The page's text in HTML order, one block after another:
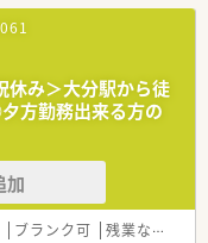
です。
ティブでしっかり還元
やすくプライベートも
わらず意見交換が活発
で社員同士の仲が良い
休み＞大分駅から徒
方勤務出来る方の
加
ブランク可 残業なし(ほぼなし含む)